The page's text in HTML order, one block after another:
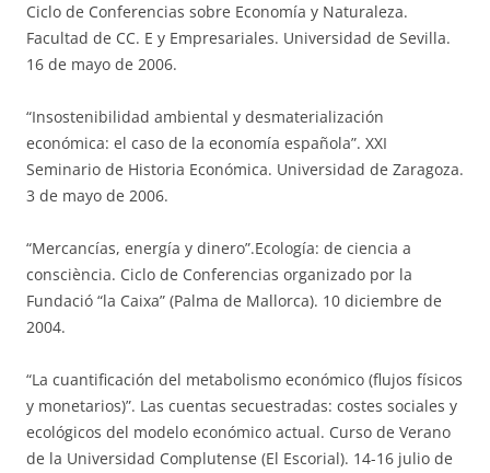
Ciclo de Conferencias sobre Economía y Naturaleza.
Facultad de CC. E y Empresariales. Universidad de Sevilla.
16 de mayo de 2006.
“Insostenibilidad ambiental y desmaterialización
económica: el caso de la economía española”. XXI
Seminario de Historia Económica. Universidad de Zaragoza.
3 de mayo de 2006.
“Mercancías, energía y dinero”.Ecología: de ciencia a
consciència. Ciclo de Conferencias organizado por la
Fundació “la Caixa” (Palma de Mallorca). 10 diciembre de
2004.
“La cuantificación del metabolismo económico (flujos físicos
y monetarios)”. Las cuentas secuestradas: costes sociales y
ecológicos del modelo económico actual. Curso de Verano
de la Universidad Complutense (El Escorial). 14-16 julio de